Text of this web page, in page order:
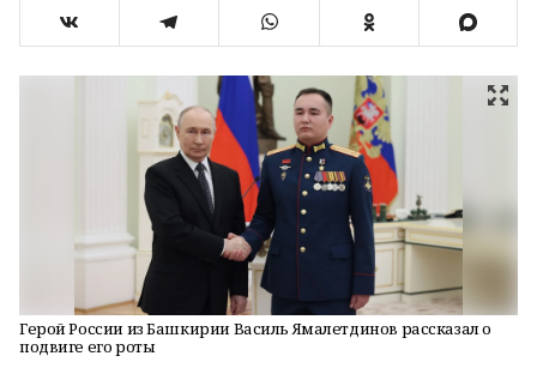
Герой России из Башкирии Василь Ямалетдинов рассказал о
подвиге его роты